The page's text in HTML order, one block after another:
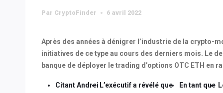
Par CryptoFinder 6 avril 2022
Après des années à dénigrer l’industrie de la crypto-
initiatives de ce type au cours des derniers mois. Le
banque de déployer le trading d’options OTC ETH en
Citant Andrei L’exécutif a révélé que
En tant que